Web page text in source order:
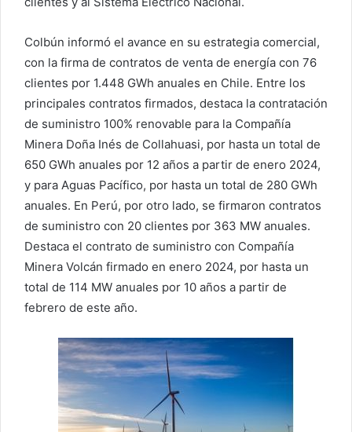
Colbún informó el avance en su estrategia comercial,
con la firma de contratos de venta de energía con 76
clientes por 1.448 GWh anuales en Chile. Entre los
principales contratos firmados, destaca la contratación
de suministro 100% renovable para la Compañía
Minera Doña Inés de Collahuasi, por hasta un total de
650 GWh anuales por 12 años a partir de enero 2024,
y para Aguas Pacífico, por hasta un total de 280 GWh
anuales. En Perú, por otro lado, se firmaron contratos
de suministro con 20 clientes por 363 MW anuales.
Destaca el contrato de suministro con Compañía
Minera Volcán firmado en enero 2024, por hasta un
total de 114 MW anuales por 10 años a partir de
febrero de este año.